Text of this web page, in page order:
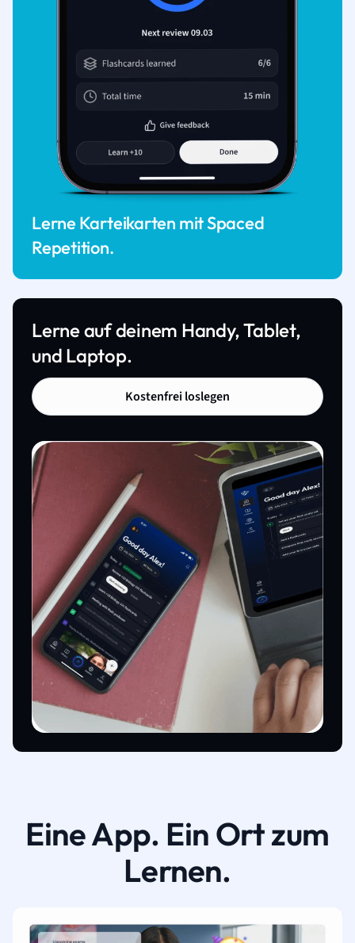
Lerne Karteikarten mit Spaced
Repetition.
Lerne auf deinem Handy, Tablet,
und Laptop.
Kostenfrei loslegen
Eine App. Ein Ort zum
Lernen.